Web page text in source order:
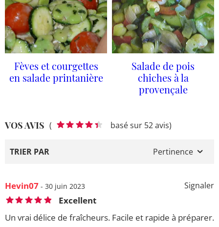
Fèves et courgettes
en salade printanière
Salade de pois
chiches à la
provençale
VOS AVIS ( basé sur 52 avis)
TRIER PAR Pertinence
Signaler
Hevin07 - 30 juin 2023
Excellent
Un vrai délice de fraîcheurs. Facile et rapide à préparer.